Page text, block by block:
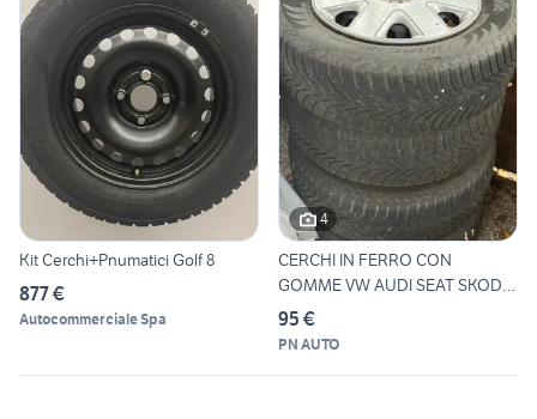
Kit Cerchi+Pnumatici Golf 8
877 €
Autocommerciale Spa
4
CERCHI IN FERRO CON
GOMME VW AUDI SEAT SKODA
R 15
95 €
PN AUTO